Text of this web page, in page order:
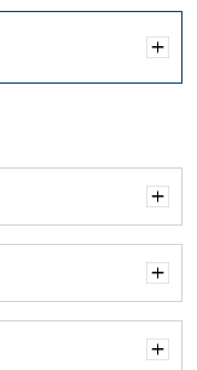
く
く
く